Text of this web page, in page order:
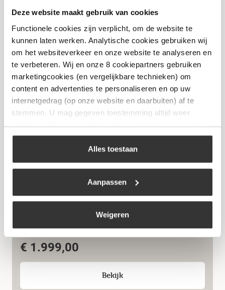
Deze website maakt gebruik van cookies
Functionele cookies zijn verplicht, om de website te
kunnen laten werken. Analytische cookies gebruiken wij
om het websiteverkeer en onze website te analyseren en
te verbeteren. Wij en onze 8 cookiepartners gebruiken
marketingcookies (en vergelijkbare technieken) om
content en advertenties te personaliseren en op uw
internetgedrag (op onze website en daarbuiten) af te
stemmen. U mag gegeven toestemming altijd weer
intrekken. Voor meer informatie en het aanpassen van
uw keuze op onze website verwijzen wij u naar ons
Alles toestaan
Aanpassen
Weigeren
Kamado Joe – Half Moon Soapstone – Big
€169,99
Bekijk
Kamado Joe – Big Joe 2
€ 1.999,00
Bekijk
Niet op voorraad